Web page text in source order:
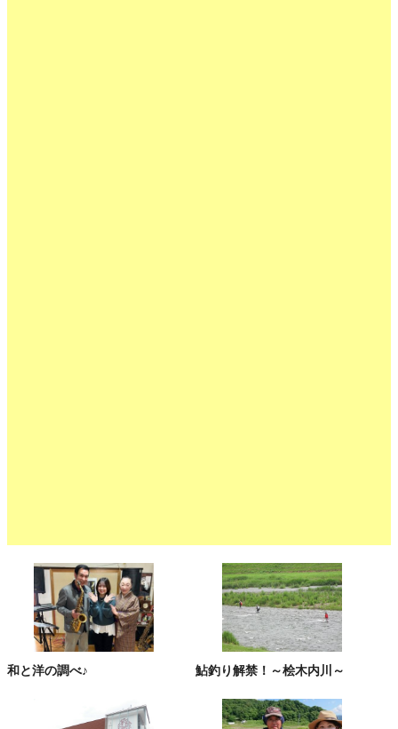
和と洋の調べ♪ 鮎釣り解禁！～桧木内川～